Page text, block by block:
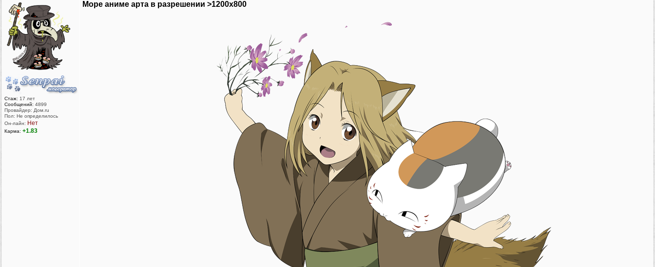
Стаж: 17 лет
Сообщений: 4899
Провайдер: Дом.ru
Пол: Не определилось
Он-лайн: Нет
Карма: +1.83
Море аниме арта в разрешении >1200x800